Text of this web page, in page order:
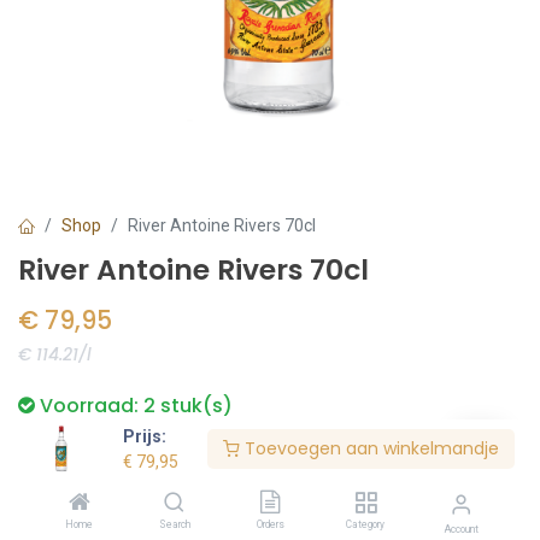
Prijs:
€ 79,95
Toevoegen aan winkelmandje
Home Search Orders Category Account
Shop River Antoine Rivers 70cl
River Antoine Rivers 70cl
€ 79,95
€ 114.21/l
Voorraad: 2 stuk(s)
Bestel nu